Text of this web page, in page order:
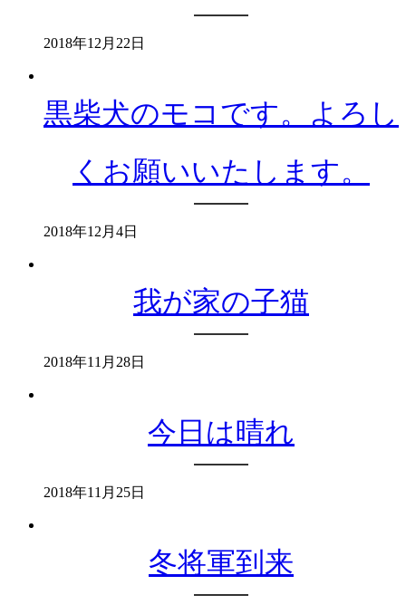
2018年12月22日
黒柴犬のモコです。よろし
くお願いいたします。
2018年12月4日
我が家の子猫
2018年11月28日
今日は晴れ
2018年11月25日
冬将軍到来